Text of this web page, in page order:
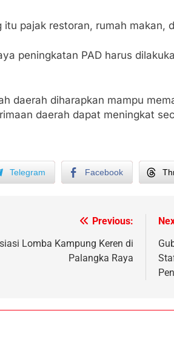
itu pajak restoran, rumah makan,
peningkatan PAD harus
daerah diharapkan mampu
daerah dapat meningkat
Telegram Facebook
Previous:
Lomba Kampung Keren di
Palangka Raya